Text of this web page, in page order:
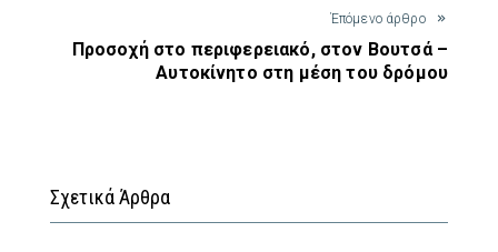
Έπόμενο άρθρο
Προσοχή στο περιφερειακό, στον Βουτσά –
Αυτοκίνητο στη μέση του δρόμου
Σχετικά Άρθρα